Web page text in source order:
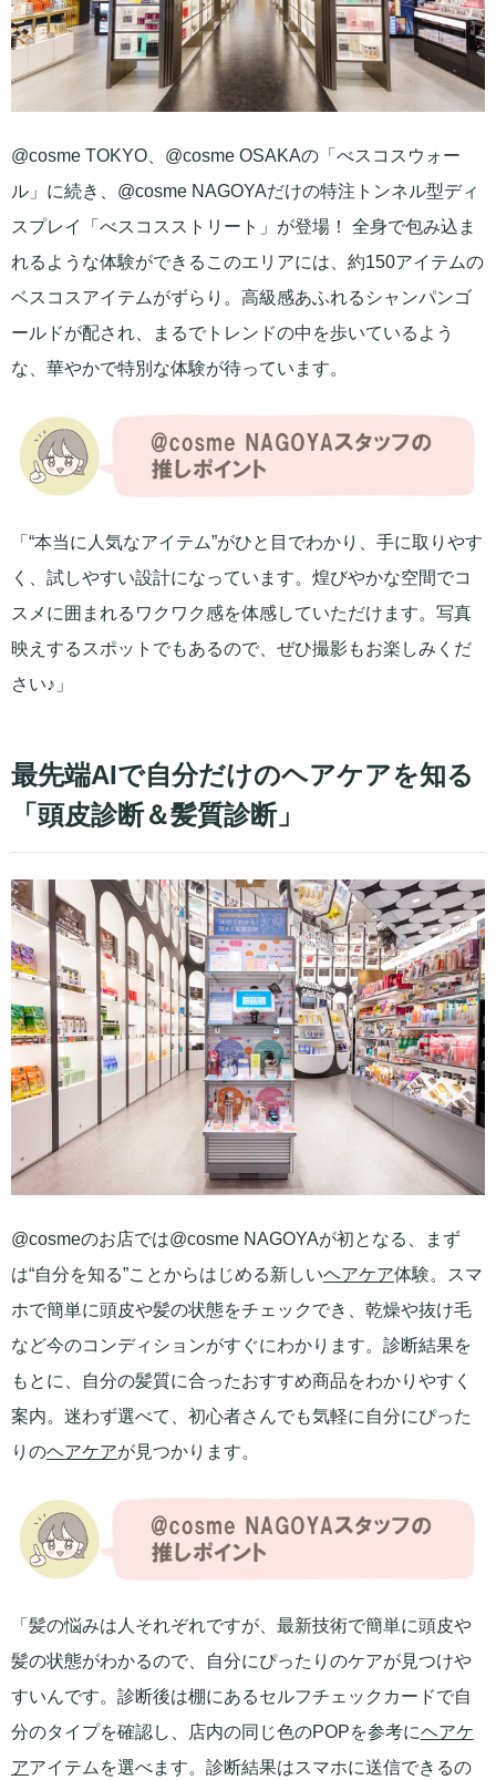
@cosme TOKYO、@cosme OSAKAの「べスコスウォー
ル」に続き、@cosme NAGOYAだけの特注トンネル型ディ
スプレイ「べスコスストリート」が登場！ 全身で包み込ま
れるような体験ができるこのエリアには、約150アイテムの
ベスコスアイテムがずらり。高級感あふれるシャンパンゴ
ールドが配され、まるでトレンドの中を歩いているよう
な、華やかで特別な体験が待っています。
「“本当に人気なアイテム”がひと目でわかり、手に取りやす
く、試しやすい設計になっています。煌びやかな空間でコ
スメに囲まれるワクワク感を体感していただけます。写真
映えするスポットでもあるので、ぜひ撮影もお楽しみくだ
さい♪」
最先端AIで自分だけのヘアケアを知る
「頭皮診断＆髪質診断」
@cosmeのお店では@cosme NAGOYAが初となる、まず
は“自分を知る”ことからはじめる新しいヘアケア体験。スマ
ホで簡単に頭皮や髪の状態をチェックでき、乾燥や抜け毛
など今のコンディションがすぐにわかります。診断結果を
もとに、自分の髪質に合ったおすすめ商品をわかりやすく
案内。迷わず選べて、初心者さんでも気軽に自分にぴった
りのヘアケアが見つかります。
「髪の悩みは人それぞれですが、最新技術で簡単に頭皮や
髪の状態がわかるので、自分にぴったりのケアが見つけや
すいんです。診断後は棚にあるセルフチェックカードで自
分のタイプを確認し、店内の同じ色のPOPを参考にヘアケ
アアイテムを選べます。診断結果はスマホに送信できるの